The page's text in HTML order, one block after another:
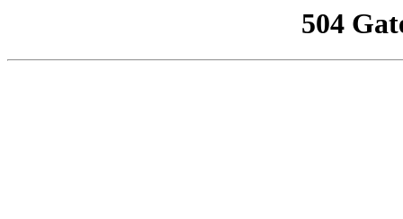
504